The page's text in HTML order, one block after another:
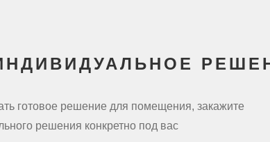
готовое решение для помещения, закажите
решения конкретно под вас